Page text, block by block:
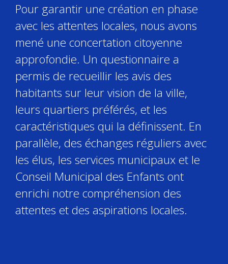
Pour garantir une création en phase
avec les attentes locales, nous avons
mené une concertation citoyenne
approfondie. Un questionnaire a
permis de recueillir les avis des
habitants sur leur vision de la ville,
leurs quartiers préférés, et les
caractéristiques qui la définissent. En
parallèle, des échanges réguliers avec
les élus, les services municipaux et le
Conseil Municipal des Enfants ont
enrichi notre compréhension des
attentes et des aspirations locales.